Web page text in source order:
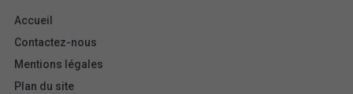
Accueil
Contactez-nous
Mentions légales
Plan du site